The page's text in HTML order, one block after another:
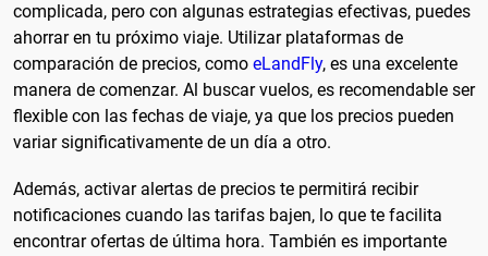
complicada, pero con algunas estrategias efectivas, puedes
ahorrar en tu próximo viaje. Utilizar plataformas de
comparación de precios, como eLandFly, es una excelente
manera de comenzar. Al buscar vuelos, es recomendable ser
flexible con las fechas de viaje, ya que los precios pueden
variar significativamente de un día a otro.
Además, activar alertas de precios te permitirá recibir
notificaciones cuando las tarifas bajen, lo que te facilita
encontrar ofertas de última hora. También es importante